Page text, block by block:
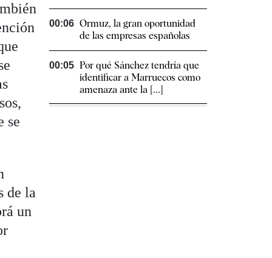
se
de la
un
00:06 Ormuz, la gran oportunidad
de las empresas españolas
00:05 Por qué Sánchez tendría que
identificar a Marruecos como
amenaza ante la [...]